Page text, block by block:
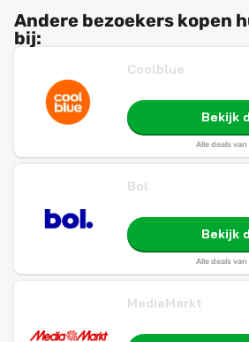
Andere bezoekers kopen
bij:
Coolblue
Bekijk
Alle deals
Bol
Bekijk
Alle deals
MediaMarkt